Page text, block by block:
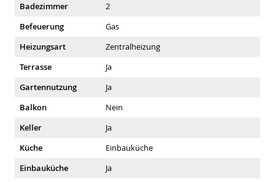
Badezimmer
2
Befeuerung
Gas
Heizungsart
Zentralheizung
Terrasse
Ja
Gartennutzung
Ja
Balkon
Nein
Keller
Ja
Küche
Einbauküche
Einbauküche
Ja